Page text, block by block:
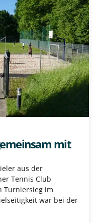
mit
aus der
Tennis Club
Turniersieg im
war bei der